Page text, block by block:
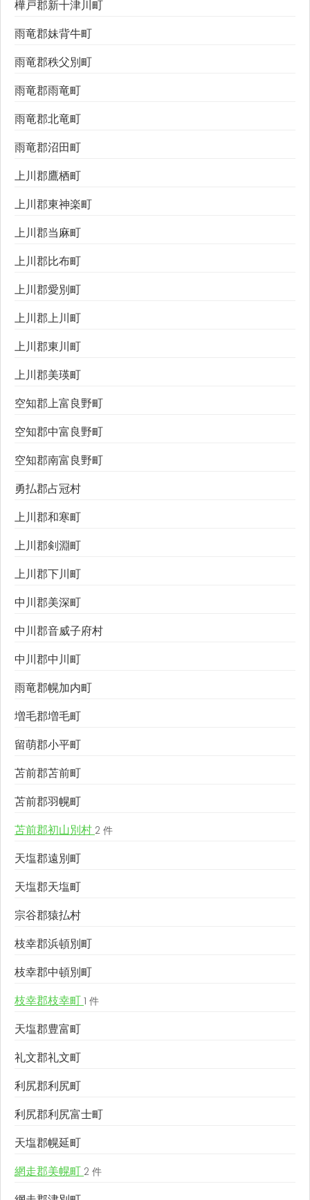
樺戸郡新十津川町
雨竜郡妹背牛町
雨竜郡秩父別町
雨竜郡雨竜町
雨竜郡北竜町
雨竜郡沼田町
上川郡鷹栖町
上川郡東神楽町
上川郡当麻町
上川郡比布町
上川郡愛別町
上川郡上川町
上川郡東川町
上川郡美瑛町
空知郡上富良野町
空知郡中富良野町
空知郡南富良野町
勇払郡占冠村
上川郡和寒町
上川郡剣淵町
上川郡下川町
中川郡美深町
中川郡音威子府村
中川郡中川町
雨竜郡幌加内町
増毛郡増毛町
留萌郡小平町
苫前郡苫前町
苫前郡羽幌町
苫前郡初山別村 2 件
天塩郡遠別町
天塩郡天塩町
宗谷郡猿払村
枝幸郡浜頓別町
枝幸郡中頓別町
枝幸郡枝幸町 1 件
天塩郡豊富町
礼文郡礼文町
利尻郡利尻町
利尻郡利尻富士町
天塩郡幌延町
網走郡美幌町 2 件